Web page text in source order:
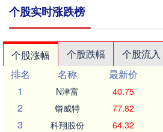
个股实时涨跌榜
个股涨幅 个股跌幅 个股流入
排名
名称 最新价
1
N津富 40.75
2 锴威特 77.82
3 科翔股份 64.32